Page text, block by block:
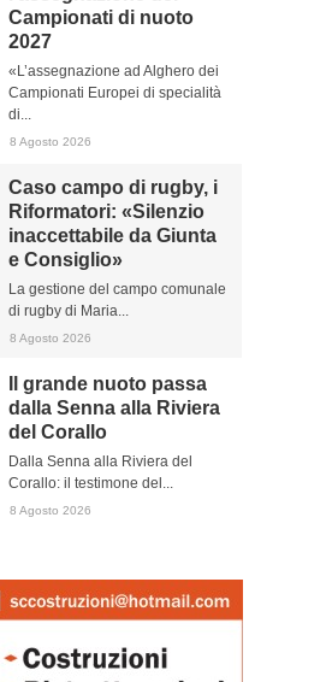
Campionati di nuoto
2027
«L’assegnazione ad Alghero dei
Campionati Europei di specialità
di...
8 Agosto 2026
Caso campo di rugby, i
Riformatori: «Silenzio
inaccettabile da Giunta
e Consiglio»
La gestione del campo comunale
di rugby di Maria...
8 Agosto 2026
Il grande nuoto passa
dalla Senna alla Riviera
del Corallo
Dalla Senna alla Riviera del
Corallo: il testimone del...
8 Agosto 2026